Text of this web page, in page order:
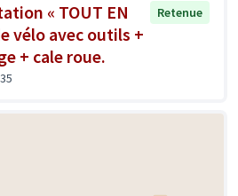
« TOUT EN
vélo avec outils +
+ cale roue.
Retenue
35